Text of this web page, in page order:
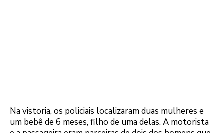
Na vistoria, os policiais localizaram duas mulheres e
um bebê de 6 meses, filho de uma delas. A motorista